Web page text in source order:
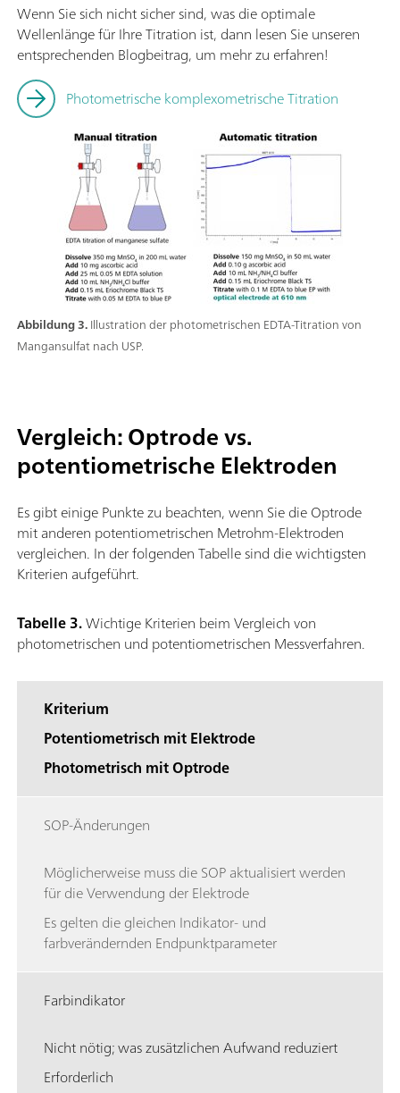
Abbildung 3.Illustration der photometrischen EDTA-Titration von
Mangansulfat nach USP.
Wenn Sie sich nicht sicher sind, was die optimale
Wellenlänge für Ihre Titration ist, dann lesen Sie unseren
entsprechenden Blogbeitrag, um mehr zu erfahren!
Photometrische komplexometrische Titration
Vergleich: Optrode vs.
potentiometrische Elektroden
Es gibt einige Punkte zu beachten, wenn Sie die Optrode
mit anderen potentiometrischen Metrohm-Elektroden
vergleichen. In der folgenden Tabelle sind die wichtigsten
Kriterien aufgeführt.
Tabelle 3.Wichtige Kriterien beim Vergleich von
photometrischen und potentiometrischen Messverfahren.
Kriterium
Potentiometrisch mit Elektrode
Photometrisch mit Optrode
SOP-Änderungen
Möglicherweise muss die SOP aktualisiert werden
für die Verwendung der Elektrode
Es gelten die gleichen Indikator- und
farbverändernden Endpunktparameter
Farbindikator
Nicht nötig; was zusätzlichen Aufwand reduziert
Erforderlich